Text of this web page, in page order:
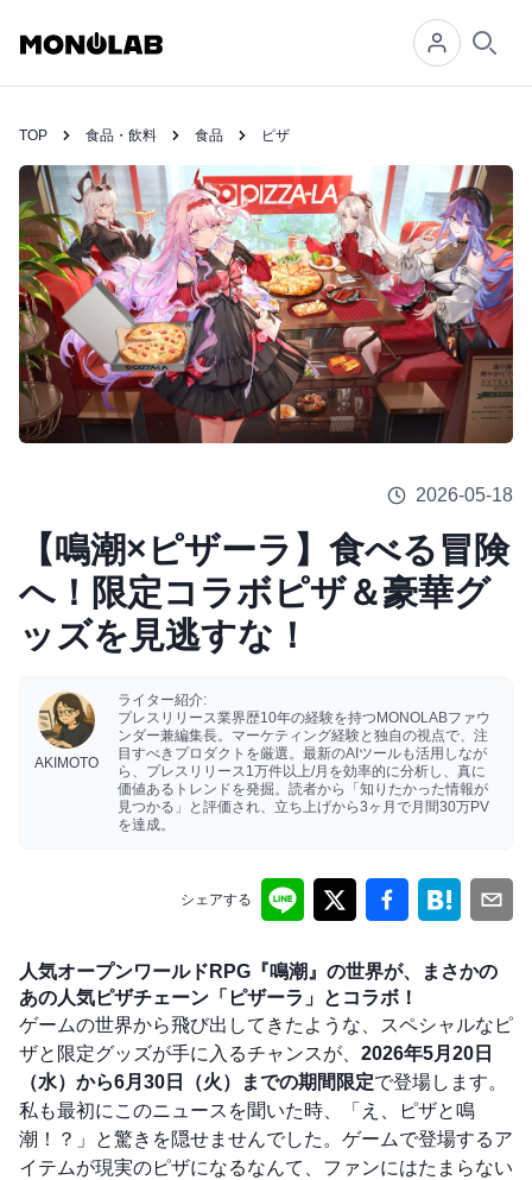
TOP 食品・飲料 食品 ピザ
2026-05-18
【鳴潮×ピザーラ】食べる冒険
へ！限定コラボピザ＆豪華グ
ッズを見逃すな！
AKIMOTO
ライター紹介:
プレスリリース業界歴10年の経験を持つMONOLABファウ
ンダー兼編集長。マーケティング経験と独自の視点で、注
目すべきプロダクトを厳選。最新のAIツールも活用しなが
ら、プレスリリース1万件以上/月を効率的に分析し、真に
価値あるトレンドを発掘。読者から「知りたかった情報が
見つかる」と評価され、立ち上げから3ヶ月で月間30万PV
を達成。
シェアする
人気オープンワールドRPG『鳴潮』の世界が、まさかの
あの人気ピザチェーン「ピザーラ」とコラボ！
ゲームの世界から飛び出してきたような、スペシャルなピ
ザと限定グッズが手に入るチャンスが、 2026年5月20日
（水）から6月30日（火）までの期間限定で登場します。
私も最初にこのニュースを聞いた時、「え、ピザと鳴
潮！？」と驚きを隠せませんでした。ゲームで登場するア
イテムが現実のピザになるなんて、ファンにはたまらない